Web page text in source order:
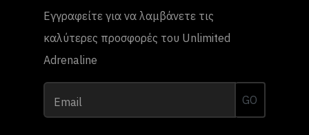
Εγγραφείτε για να λαμβάνετε τις
καλύτερες προσφορές του Unlimited
Adrenaline
Email GO